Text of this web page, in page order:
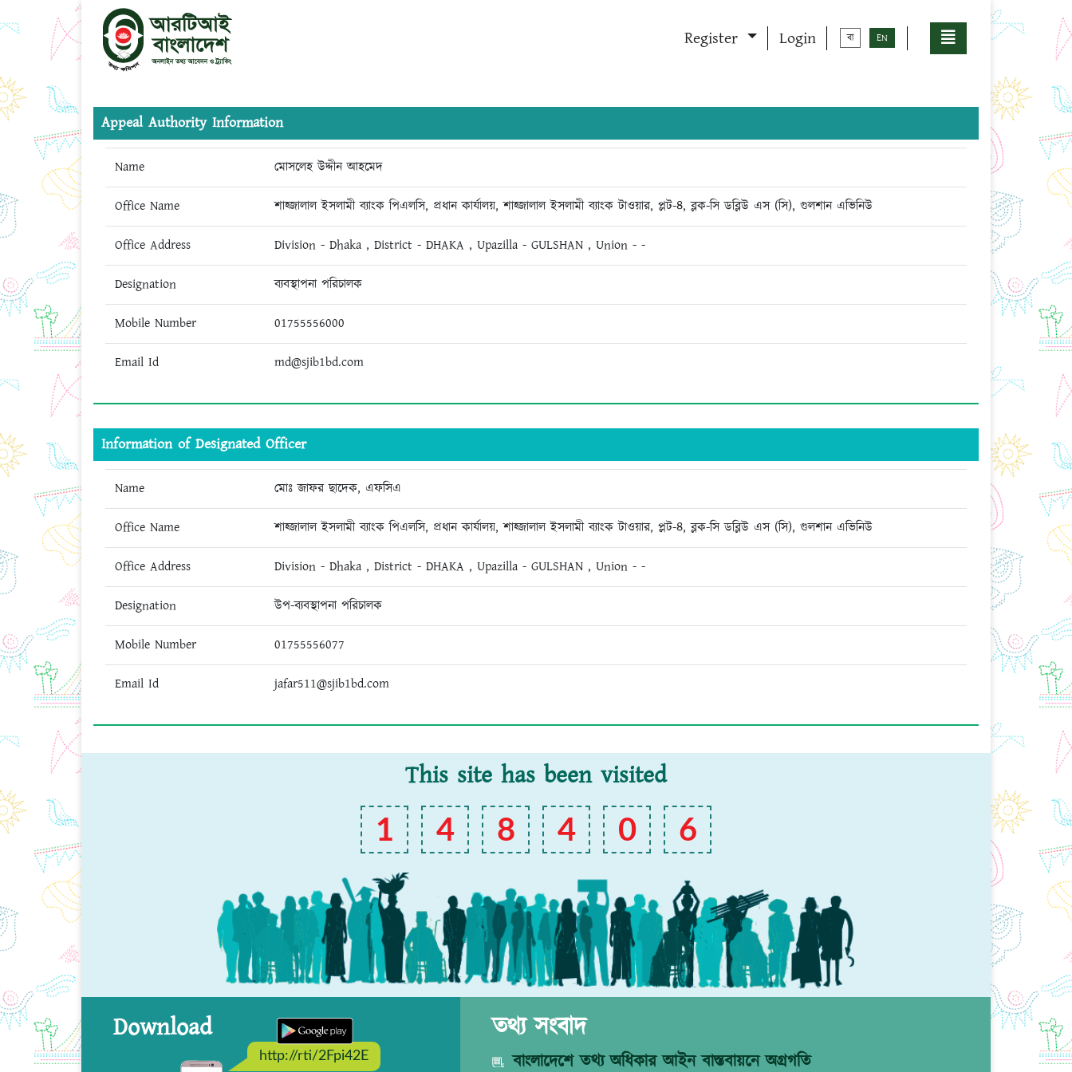
Register Login বা EN
Appeal Authority Information
Name মোসলেহ উদ্দীন আহমেদ
Office Name শাহ্জালাল ইসলামী ব্যাংক পিএলসি, প্রধান কার্যালয়, শাহ্জালাল ইসলামী ব্যাংক টাওয়ার, প্লট-৪, ব্লক-সি ডব্লিউ এস (সি), গুলশান এভিনিউ
Office Address Division - Dhaka , District - DHAKA , Upazilla - GULSHAN , Union - -
Designation ব্যবস্থাপনা পরিচালক
Mobile Number 01755556000
Email Id md@sjib1bd.com
Information of Designated Officer
Name মোঃ জাফর ছাদেক, এফসিএ
Office Name শাহ্জালাল ইসলামী ব্যাংক পিএলসি, প্রধান কার্যালয়, শাহ্জালাল ইসলামী ব্যাংক টাওয়ার, প্লট-৪, ব্লক-সি ডব্লিউ এস (সি), গুলশান এভিনিউ
Office Address Division - Dhaka , District - DHAKA , Upazilla - GULSHAN , Union - -
Designation উপ-ব্যবস্থাপনা পরিচালক
Mobile Number 01755556077
Email Id jafar511@sjib1bd.com
This site has been visited
1 4 8 4 0 6
Download
http://rti/2Fpi42E
তথ্য সংবাদ
বাংলাদেশে তথ্য অধিকার আইন বাস্তবায়নে অগ্রগতি